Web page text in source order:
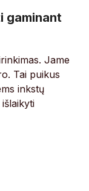
gaminant
Jame
Tai puikus
inkstų